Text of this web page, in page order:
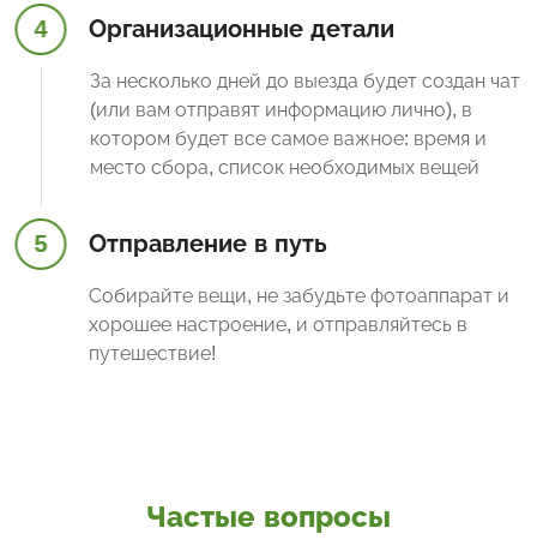
4 Организационные детали
За несколько дней до выезда будет создан чат
(или вам отправят информацию лично), в
котором будет все самое важное: время и
место сбора, список необходимых вещей
5 Отправление в путь
Собирайте вещи, не забудьте фотоаппарат и
хорошее настроение, и отправляйтесь в
путешествие!
Частые вопросы